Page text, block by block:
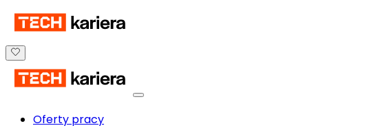
Oferty pracy